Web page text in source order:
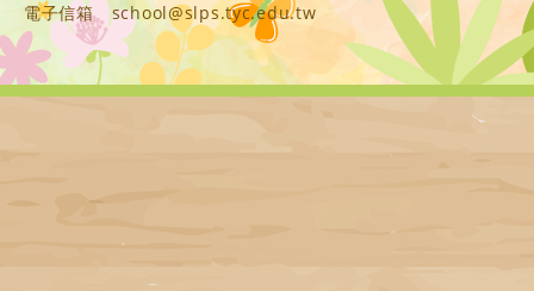
電子信箱
school@slps.tyc.edu.tw